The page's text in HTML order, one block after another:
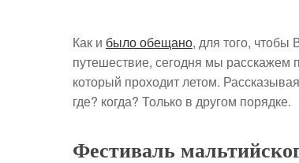
Как и было обещано, для того, чтобы
путешествие, сегодня мы расскажем
который проходит летом.
где? когда? Только в другом порядке.
Фестиваль